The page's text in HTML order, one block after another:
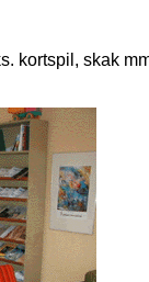
skak